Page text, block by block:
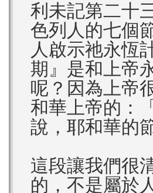
利未記第二十
色列人的七個
人啟示祂永恆
期』是和上帝
呢？因為上帝
和華上帝的：
說，耶和華的
這段讓我們很
的，不是屬於